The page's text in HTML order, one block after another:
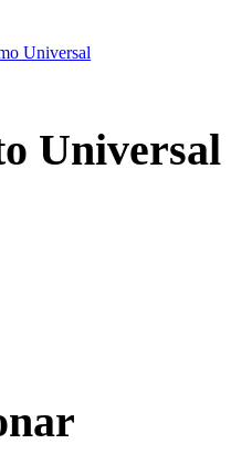
Universal
Universal